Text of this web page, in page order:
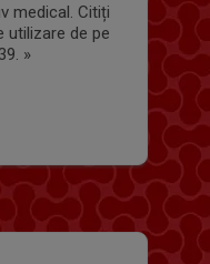
medical. Citiți
utilizare de pe
»